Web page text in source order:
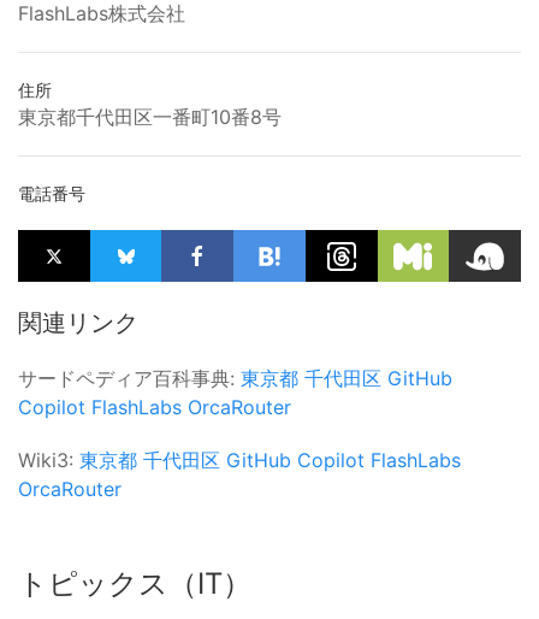
FlashLabs株式会社
住所
東京都千代田区一番町10番8号
電話番号
関連リンク
サードペディア百科事典: 東京都 千代田区 GitHub
Copilot FlashLabs OrcaRouter
Wiki3: 東京都 千代田区 GitHub Copilot FlashLabs
OrcaRouter
トピックス（IT）